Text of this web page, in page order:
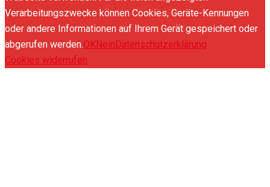
Verarbeitungszwecke können Cookies, Geräte-Kennungen
oder andere Informationen auf Ihrem Gerät gespeichert oder
abgerufen werden.OKNeinDatenschutzerklärung
Cookies widerrufen